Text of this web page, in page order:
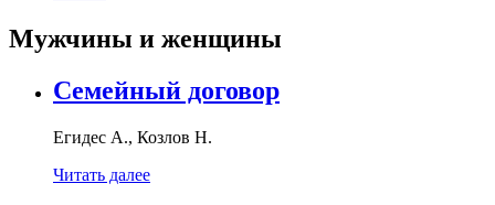
Мужчины и женщины
Семейный договор
Егидес А., Козлов Н.
Читать далее